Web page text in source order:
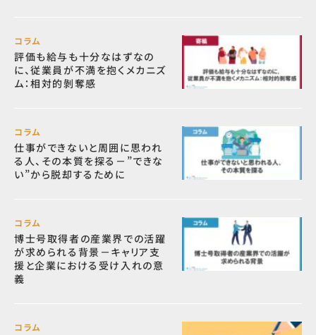
コラム
評価も給与も十分なはずなの
に、従業員が不満を抱くメカニズ
ム：相対的剝奪感
コラム
仕事ができないと周囲に思われ
る人、その本質を探る－”できな
い”から脱却するために
コラム
博士号取得者の産業界での活躍
が求められる背景－キャリア支
援と企業における受け入れの意
義
コラム